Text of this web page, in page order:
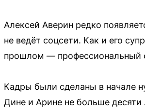
Алексей Аверин редко
не ведёт соцсети. Как и его
прошлом — профессиональный
Кадры были сделаны в начале
Дине и Арине не больше